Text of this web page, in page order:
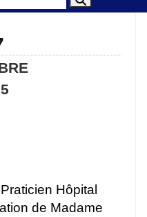
Hôpital
de Madame